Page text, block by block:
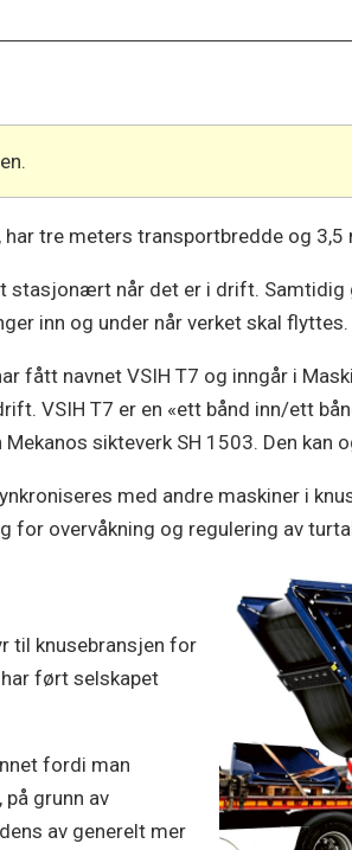
tre meters transportbredde og
stasjonært når det er i drift. Samtidig
inn og under når verket skal flyttes.
fått navnet VSIH T7 og inngår i
VSIH T7 er en «ett bånd inn/ett
sikteverk SH 1503. Den kan
med andre maskiner i
overvåkning og regulering av
til knusebransjen for
ført selskapet
fordi man
grunn av
av generelt mer